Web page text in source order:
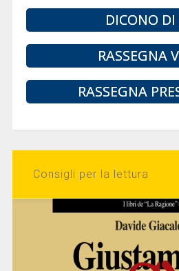
DICONO
RASSEGNA
RASSEGNA
Consigli per la lettura